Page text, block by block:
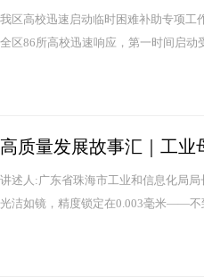
我区高校迅速启动临时困难补助专项工
全区86所高校迅速响应，第一时间启
高质量发展故事汇｜工业
讲述人:广东省珠海市工业和信息化局
光洁如镜，精度锁定在0.003毫米——不